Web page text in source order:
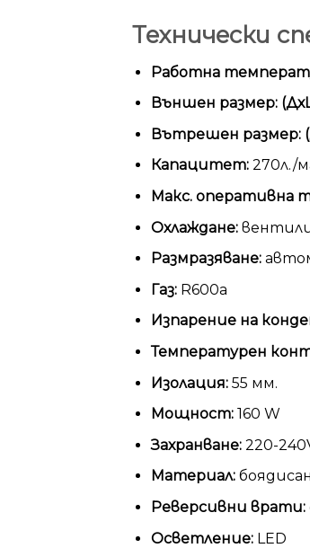
Технически
Работна
Външен размер:
Вътрешен размер:
Капацитет: 270л./
Макс. оперативна
Охлаждане:
Размразяване:
Газ:R600а
Изпарение на
Температурен
Изолация: 55 мм.
Мощност:160 W
Захранване:220-
Материал:
Реверсивни врати:
Осветление: LED